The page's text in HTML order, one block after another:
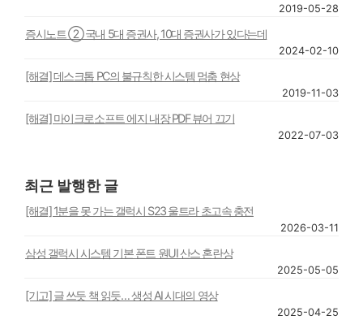
2019-05-28
증시노트 ② 국내 5대 증권사, 10대 증권사가 있다는데
2024-02-10
[해결] 데스크톱 PC의 불규칙한 시스템 멈춤 현상
2019-11-03
[해결] 마이크로소프트 에지 내장 PDF 뷰어 끄기
2022-07-03
최근 발행한 글
[해결] 1분을 못 가는 갤럭시 S23 울트라 초고속 충전
2026-03-11
삼성 갤럭시 시스템 기본 폰트 원UI 산스 혼란상
2025-05-05
[기고] 글 쓰듯 책 읽듯… 생성 AI 시대의 영상
2025-04-25